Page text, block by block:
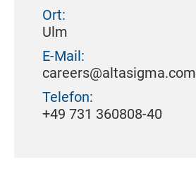
Ort:
Ulm
E-Mail:
careers@altasigma.com
Telefon:
+49 731 360808-40